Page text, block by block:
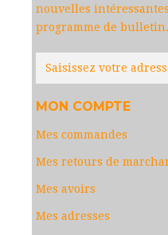
nouvelles
programme de bulletin.
MON COMPTE
Mes commandes
Mes retours de
Mes avoirs
Mes adresses